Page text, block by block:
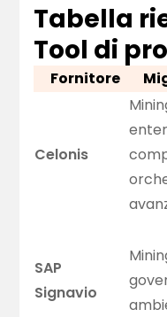
Tabella
Tool di
Fornitore
Celonis
SAP
Signavio